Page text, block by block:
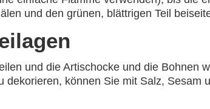
und den grünen, blättrigen Teil
und die Artischocke und die Bohnen
können Sie mit Salz, Sesam